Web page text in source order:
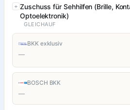
Zuschuss für Sehhilfen (Brille,
Optoelektronik)
GLEICHAUF
BKK exklusiv
—
BOSCH BKK
—